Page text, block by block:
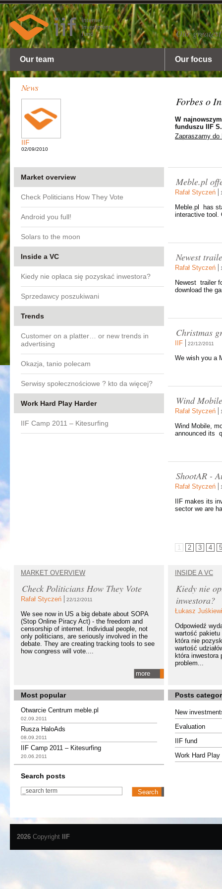
Our
Our team Our focus
News
IIF
02/09/2010
Forbes o
W
funduszu IIF
Zapraszamy do
Market overview
Check Politicians How They Vote
Android you full!
Solars to the moon
Inside a VC
Kiedy nie opłaca się pozyskać inwestora?
Sprzedawcy poszukiwani
Trends
Customer on a platter… or new trends in
advertising
Okazja, tanio polecam
Serwisy społecznościowe ? kto da więcej?
Work Hard Play Harder
IIF Camp 2011 – Kitesurfing
Meble.pl
Rafał Styczeń
Meble.pl has
interactive tool.
Newest
Rafał Styczeń
Newest trailer
download the
Christmas
IIF 22/12/2011
We wish you a
Wind
Rafał Styczeń
Wind Mobile,
announced its
ShootAR -
Rafał Styczeń
IIF makes its
sector we are
1 2 3 4 5
MARKET OVERVIEW
Check Politicians How They Vote
Rafał Styczeń 22/12/2011
We see now in US a big debate about SOPA
(Stop Online Piracy Act) - the freedom and
censorship of internet. Individual people, not
only politicians, are seriously involved in the
debate. They are creating tracking tools to see
how congress will vote....
more
INSIDE A VC
Kiedy nie
inwestora?
Łukasz
Odpowiedź
wartość pakietu
która nie
wartość
która inwestora
problem...
Most popular Posts
Otwarcie Centrum meble.pl
02.09.2011
Rusza HaloAds
08.09.2011
IIF Camp 2011 – Kitesurfing
20.06.2011
New
Evaluation
IIF fund
Work Hard Play
Search posts
2026 Copyright IIF